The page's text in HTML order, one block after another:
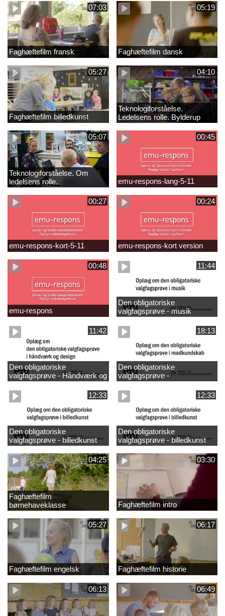
07:03
Faghæftefilm fransk
05:19
Faghæftefilm dansk
05:27
Faghæftefilm billedkunst
04:10
Teknologiforståelse.
Ledelsens rolle. Bylderup
Skole
05:07
Teknologiforståelse. Om
ledelsens rolle.
Sofiendalskolen
00:45
emu-respons-lang-5-11
00:27
emu-respons-kort-5-11
00:24
emu-respons-kort version
00:48
emu-respons
11:44
Den obligatoriske
valgfagsprøve - musik
11:42
Den obligatoriske
valgfagsprøve - Håndværk og
design
18:13
Den obligatoriske
valgfagsprøve -
madkundskab
12:33
Den obligatoriske
valgfagsprøve - billedkunst
større LK
12:33
Den obligatoriske
valgfagsprøve - billedkunst
04:25
Faghæftefilm
børnehaveklasse
03:30
Faghæftefilm intro
05:27
Faghæftefilm engelsk
06:17
Faghæftefilm historie
06:13 06:49